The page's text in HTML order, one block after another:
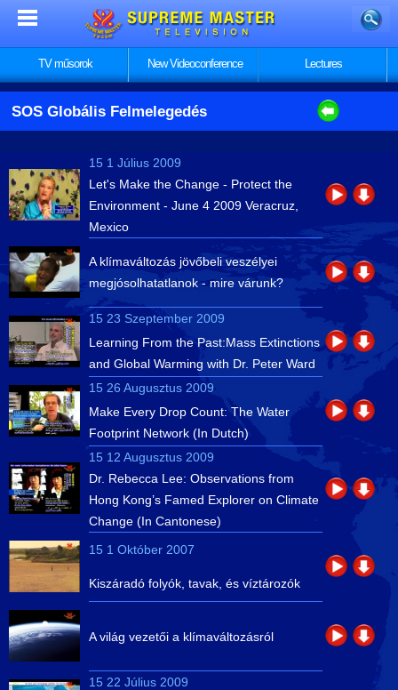
TV műsorok New Videoconference Lectures
SOS Globális Felmelegedés
15 1 Július 2009
Let's Make the Change - Protect the
Environment - June 4 2009 Veracruz,
Mexico
A klímaváltozás jövőbeli veszélyei
megjósolhatatlanok - mire várunk?
15 23 Szeptember 2009
Learning From the Past:Mass Extinctions
and Global Warming with Dr. Peter Ward
15 26 Augusztus 2009
Make Every Drop Count: The Water
Footprint Network (In Dutch)
15 12 Augusztus 2009
Dr. Rebecca Lee: Observations from
Hong Kong’s Famed Explorer on Climate
Change (In Cantonese)
15 1 Október 2007
Kiszáradó folyók, tavak, és víztározók
A világ vezetői a klímaváltozásról
15 22 Július 2009